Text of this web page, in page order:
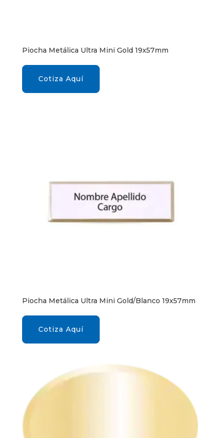
Piocha Metálica Ultra Mini Gold 19x57mm
Cotiza Aquí
Piocha Metálica Ultra Mini Gold/Blanco 19x57mm
Cotiza Aquí